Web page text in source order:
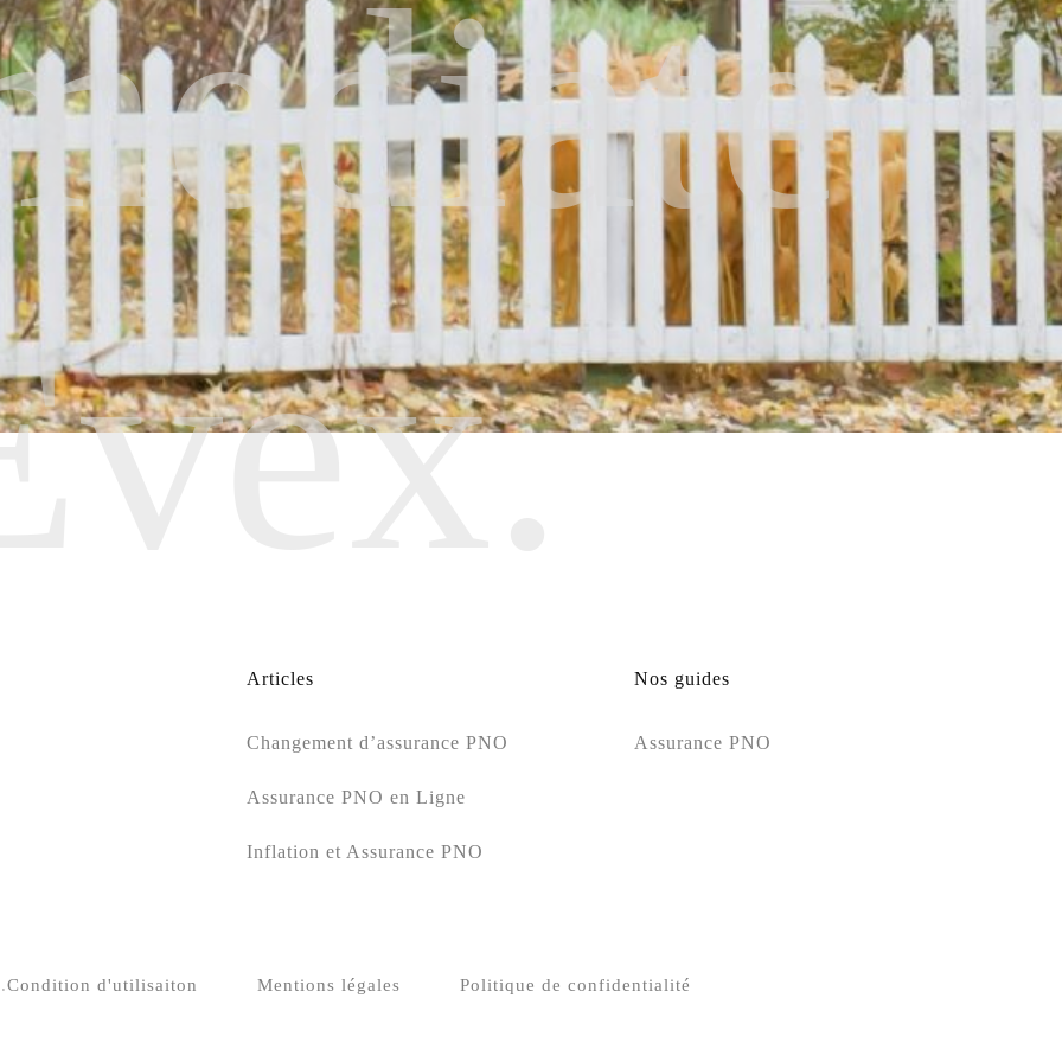
Articles
Changement d’assurance PNO
Assurance PNO en Ligne
Inflation et Assurance PNO
Nos guides
Assurance PNO
Condition d'utilisaiton Mentions légales Politique de confidentialité